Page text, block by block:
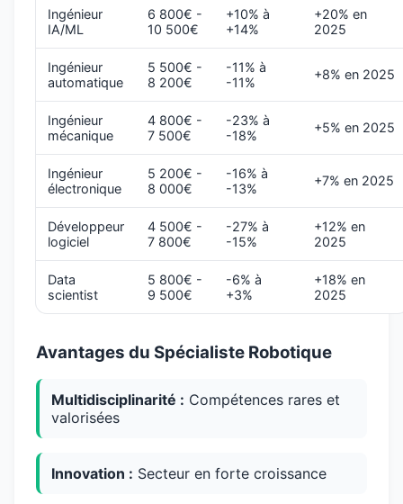
Ingénieur
IA/ML
6 800€ -
10 500€
+10% à
+14%
+20% en
2025
Ingénieur
automatique
5 500€ -
8 200€
-11% à
-11%
+8% en 2025
Ingénieur
mécanique
4 800€ -
7 500€
-23% à
-18%
+5% en 2025
Ingénieur
électronique
5 200€ -
8 000€
-16% à
-13%
+7% en 2025
Développeur
logiciel
4 500€ -
7 800€
-27% à
-15%
+12% en
2025
Data
scientist
5 800€ -
9 500€
-6% à
+3%
+18% en
2025
Avantages du Spécialiste Robotique
Multidisciplinarité : Compétences rares et
valorisées
Innovation : Secteur en forte croissance